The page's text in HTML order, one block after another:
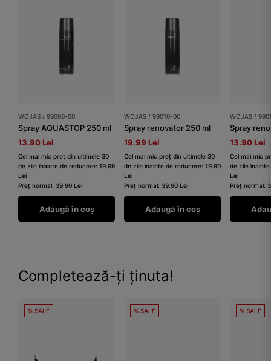
WOJAS / 99006-00
Spray AQUASTOP 250 ml
13.90 Lei
Cel mai mic preț din ultimele 30
de zile înainte de reducere: 19.99
Lei
Preț normal: 39.90 Lei
Adaugă în coș
WOJAS / 99010-00
Spray renovator 250 ml
19.99 Lei
Cel mai mic preț din ultimele 30
de zile înainte de reducere: 19.90
Lei
Preț normal: 39.90 Lei
Adaugă în coș
WOJAS /
Spray
13.90 Lei
Cel mai mic
de zile
Lei
Preț normal:
Completează-ți ținuta!
% SALE % SALE % SALE